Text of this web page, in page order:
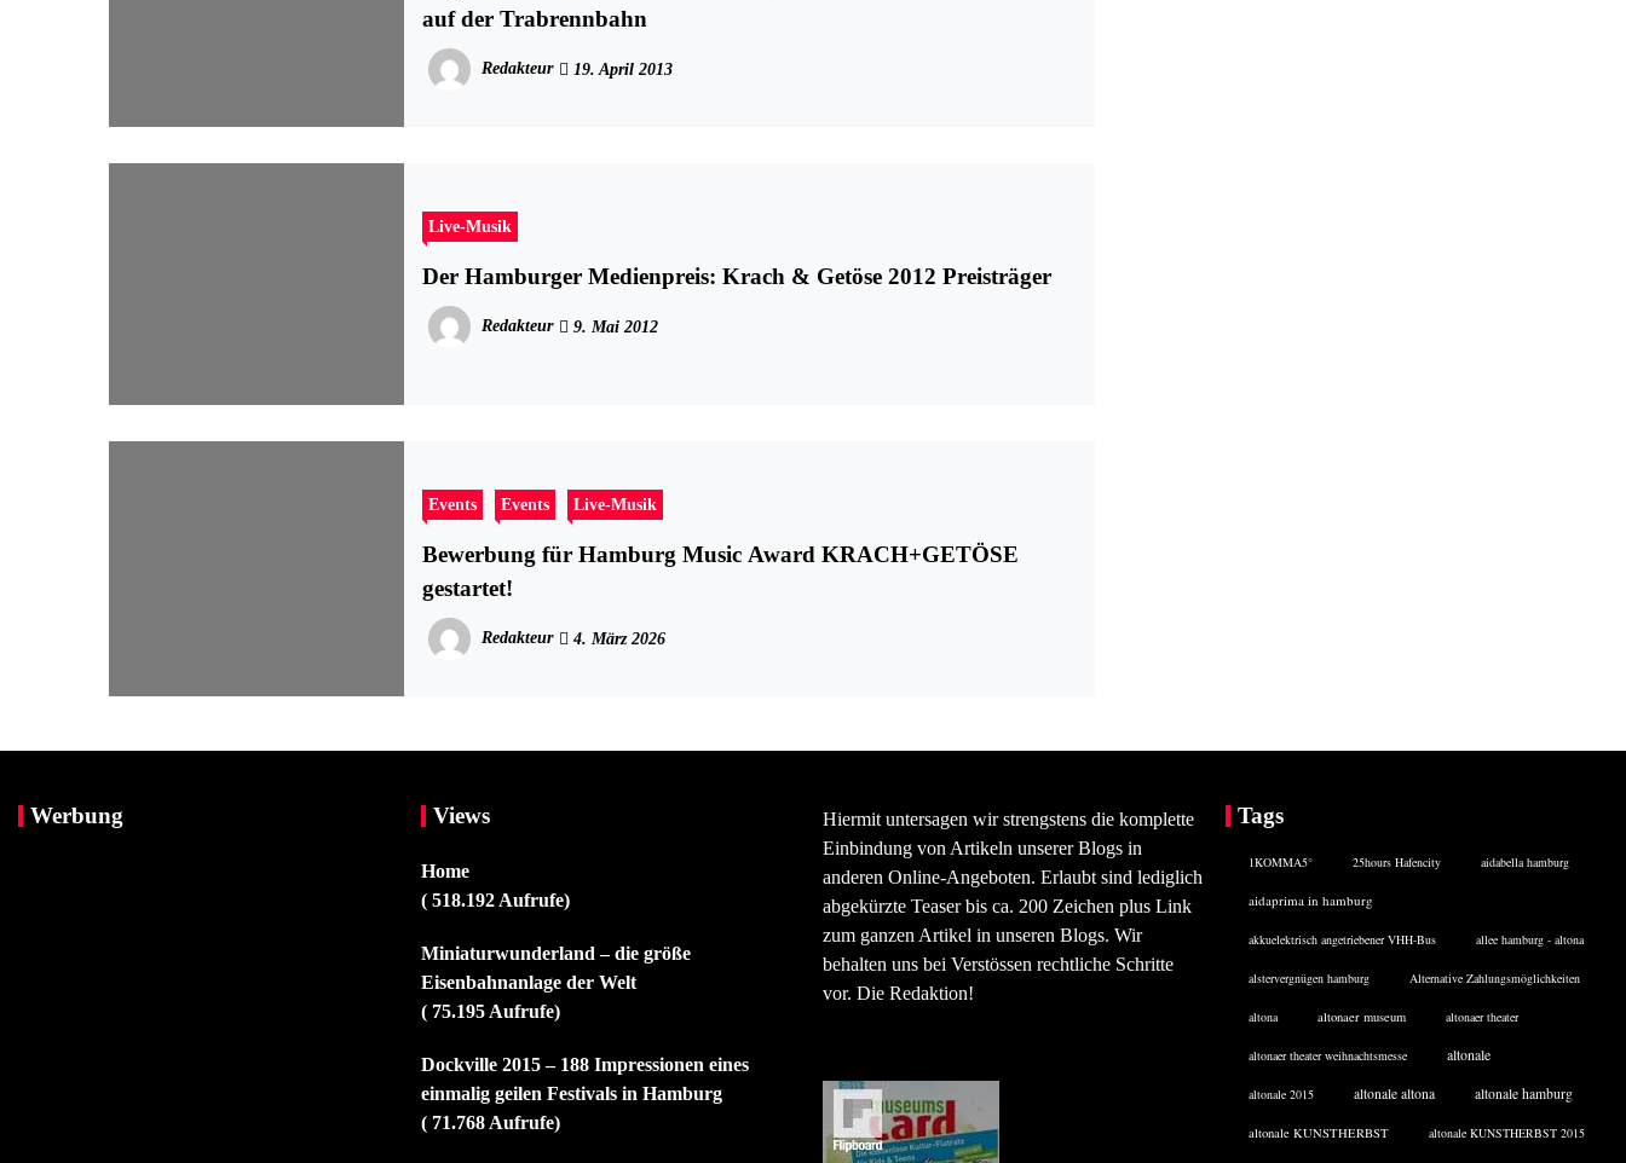
auf der Trabrennbahn
Redakteur 19. April 2013
Live-Musik
Der Hamburger Medienpreis: Krach & Getöse 2012 Preisträger
Redakteur 9. Mai 2012
Events Events Live-Musik
Bewerbung für Hamburg Music Award KRACH+GETÖSE
gestartet!
Redakteur 4. März 2026
Werbung Views
Home
( 518.192 Aufrufe)
Miniaturwunderland – die größe
Eisenbahnanlage der Welt
( 75.195 Aufrufe)
Dockville 2015 – 188 Impressionen eines
einmalig geilen Festivals in Hamburg
( 71.768 Aufrufe)
Hiermit untersagen wir strengstens die komplette
Einbindung von Artikeln unserer Blogs in
anderen Online-Angeboten. Erlaubt sind lediglich
abgekürzte Teaser bis ca. 200 Zeichen plus Link
zum ganzen Artikel in unseren Blogs. Wir
behalten uns bei Verstössen rechtliche Schritte
vor. Die Redaktion!
Tags
1KOMMA5° 25hours Hafencity aidabella hamburg
aidaprima in hamburg
akkuelektrisch angetriebener VHH-Bus allee hamburg - altona
alstervergnügen hamburg Alternative Zahlungsmöglichkeiten
altona altonaer museum altonaer theater
altonaer theater weihnachtsmesse altonale
altonale 2015 altonale altona altonale hamburg
altonale KUNSTHERBST altonale KUNSTHERBST 2015